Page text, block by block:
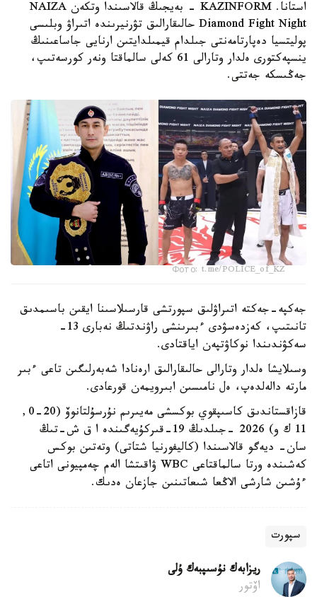
استانا. KAZINFORM - بەيجىڭ قالاسىندا وتكەن NAIZA
Diamond Fight Night حالىقارالىق تۋرنيرىندە اتىراۋ وبلىسى
پوليتسيا دەپارتامەنتى جىلدام قيمىلدايتىن ارنايى جاساعىنىڭ
ينسپەكتورى ەلدار وتارالى 61 كەلى سالماقتا ونەر كورسەتىپ،
جەڭىسكە جەتتى.
Фото: t.me/POLICE_of_KZ
جەكپە-جەكتە اتىراۋلىق سپورتشى قارسىلاسىنا ايقىن باسىمدىق
تانىتىپ، كەزدەسۋدى ءبىرىنشى راۋندتىڭ نەبارى 13-
سەكۋندىندا نوكاۋتپەن اياقتادى.
وسىلايشا ەلدار وتارالى حالىقارالىق ارەنادا شەبەرلىگىن تاعى ءبىر
مارتە دالەلدەپ، ەل نامىسىن ابىرويمەن قورعادى.
قازاقستاندىق كاسىپقوي بوكسشى مەيىرىم نۇرسۇلتانوۆ (20-0,
11 ك و) 2026 -جىلدىڭ 19-قىركۇيەگىندە ا ق ش-تىڭ
سان- ديەگو قالاسىندا (كاليفورنيا شتاتى) وتەتىن بوكس
كەشىندە ورتا سالماقتاعى WBC ۋاقىتشا الەم چەمپيونى اتاعى
ءۇشىن شارشى الاڭعا شىعاتىنىن جازعان ەدىك.
سپورت
ريزابەك نۇسىپبەك ۇلى
اۆتور